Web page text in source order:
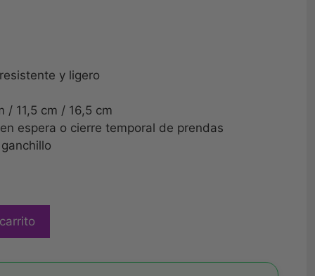
y ligero
/ 11,5 cm / 16,5 cm
espera o cierre temporal de prendas